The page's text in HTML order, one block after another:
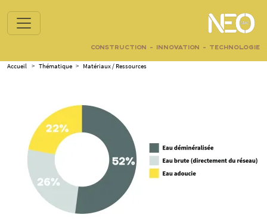
CONSTRUCTION - INNOVATION - TECHNOLOGIE
Accueil > Thématique > Matériaux / Ressources